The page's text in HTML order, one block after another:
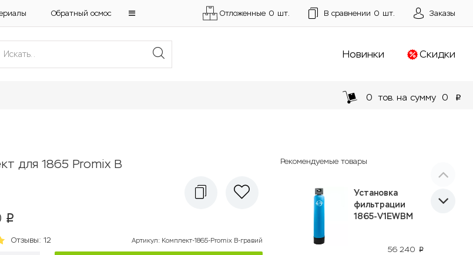
Обратный осмос Отложенные 0 шт. В сравнении 0 шт. Заказы
Новинки Скидки
0 тов. на сумму 0 p
для 1865 Promix B
p
Отзывы: 12 Артикул: Комплект-1865-Promix B-гравий
Рекомендуемые товары
56 240 p
Установка
фильтрации
1865-V1EWBM